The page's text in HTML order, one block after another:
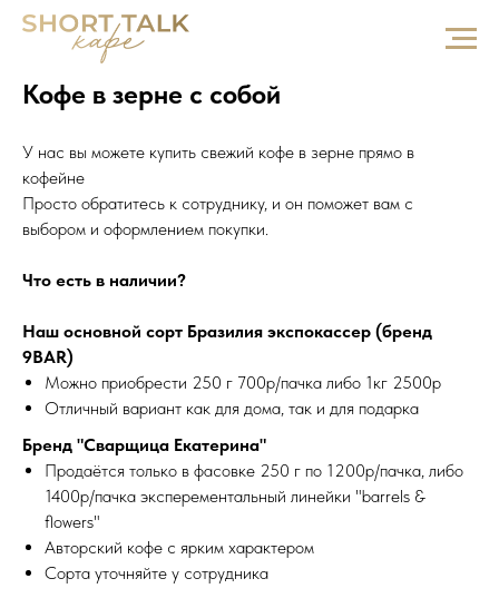
Кофе в зерне с собой
У нас вы можете купить свежий кофе в зерне прямо в
кофейне
Просто обратитесь к сотруднику, и он поможет вам с
выбором и оформлением покупки.
Что есть в наличии?
Наш основной сорт Бразилия экспокассер (бренд
9BAR)
Можно приобрести 250 г 700р/пачка либо 1кг 2500р
Отличный вариант как для дома, так и для подарка
Бренд "Сварщица Екатерина"
Продаётся только в фасовке 250 г по 1200р/пачка, либо
1400р/пачка эксперементальный линейки "barrels &
flowers"
Авторский кофе с ярким характером
Сорта уточняйте у сотрудника